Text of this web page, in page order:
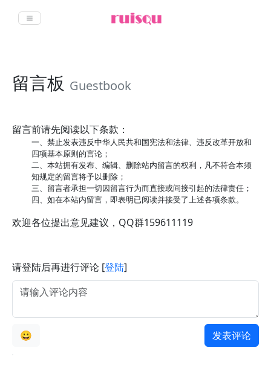
留言板 Guestbook
留言前请先阅读以下条款：
一、禁止发表违反中华人民共和国宪法和法律、违反改革开放和
四项基本原则的言论；
二、本站拥有发布、编辑、删除站内留言的权利，凡不符合本须
知规定的留言将予以删除；
三、留言者承担一切因留言行为而直接或间接引起的法律责任；
四、如在本站内留言，即表明已阅读并接受了上述各项条款。
欢迎各位提出意见建议，QQ群159611119
请登陆后再进行评论 [登陆]
😀 发表评论